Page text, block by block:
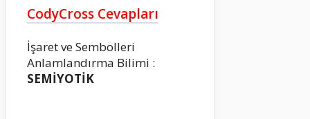
CodyCross Cevapları
İşaret ve Sembolleri
Anlamlandırma Bilimi :
SEMİYOTİK